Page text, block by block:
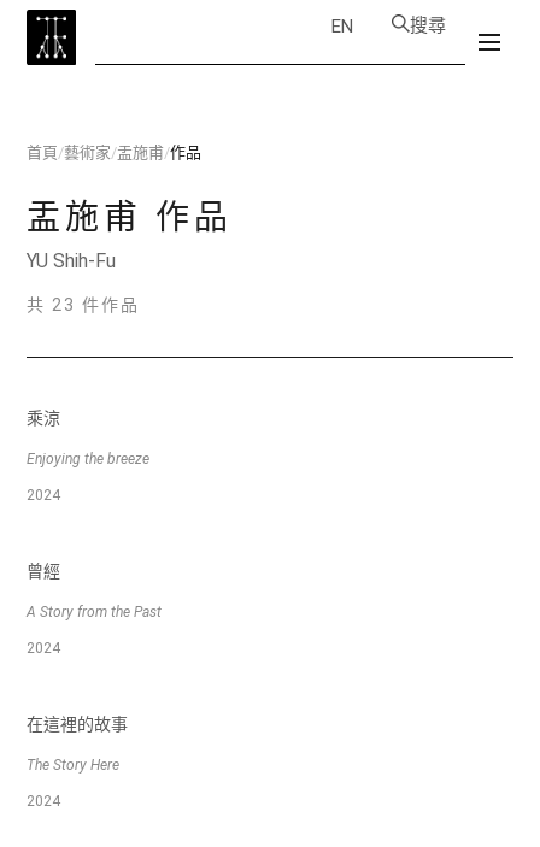
EN 搜尋
首頁/藝術家/盂施甫/作品
盂施甫 作品
YU Shih-Fu
共 23 件作品
乘涼
Enjoying the breeze
2024
曾經
A Story from the Past
2024
在這裡的故事
The Story Here
2024